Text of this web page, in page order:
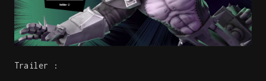
Trailer :